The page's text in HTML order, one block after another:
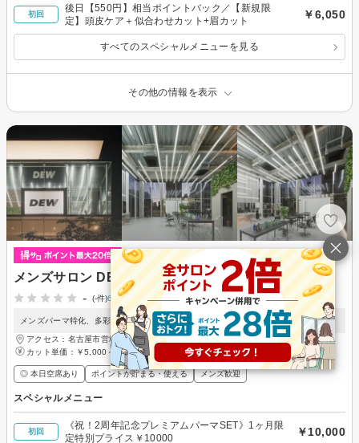
初回
後日【550円】相当ポイントバック／【新規限
定】頭皮ケア＋似合わせカット+眉カット
￥6,050
すべてのスペシャルメニューを見る
その他の情報を表示
メンズサロン DEW 栄
-
(-件)6月15日掲載開始
メンズパーマ特化、多彩なスタイル提案で大人メンズ支持。
アクセス：名古屋市営地下鉄東山線 栄(名古屋)駅 徒歩7分
カット単価： ￥5,000～
◎ 本日空席あり ポイントが貯まる・使える メンズ歓迎
スペシャルメニュー
初回
《祝！2周年記念プレミアムパーマSET》1ヶ月限
定特別プライス￥10000
￥10,000